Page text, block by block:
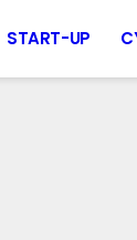
START-UP